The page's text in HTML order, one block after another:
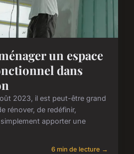
un espace
dans
2023, il est peut-être grand
rénover, de redéfinir,
apporter une
6 min de lecture →